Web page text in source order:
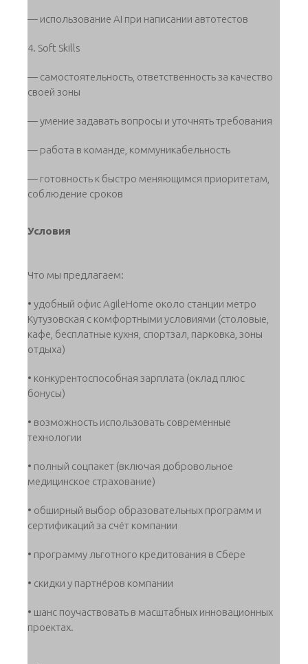
— использование AI при написании автотестов
4. Soft Skills
— самостоятельность, ответственность за качество
своей зоны
— умение задавать вопросы и уточнять требования
— работа в команде, коммуникабельность
— готовность к быстро меняющимся приоритетам,
соблюдение сроков
Условия
Что мы предлагаем:
• удобный офис AgileHome около станции метро
Кутузовская с комфортными условиями (столовые,
кафе, бесплатные кухня, спортзал, парковка, зоны
отдыха)
• конкурентоспособная зарплата (оклад плюс
бонусы)
• возможность использовать современные
технологии
• полный соцпакет (включая добровольное
медицинское страхование)
• обширный выбор образовательных программ и
сертификаций за счёт компании
• программу льготного кредитования в Сбере
• скидки у партнёров компании
• шанс поучаствовать в масштабных инновационных
проектах.